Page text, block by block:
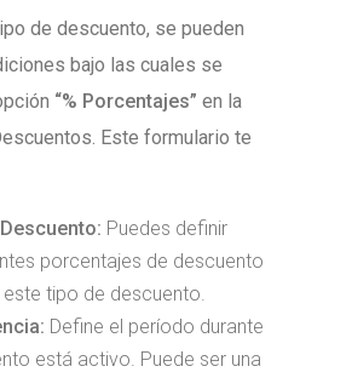
de descuento, se pueden
bajo las cuales se
“% Porcentajes” en la
Este formulario te
Puedes definir
porcentajes de descuento
tipo de descuento.
Define el período durante
está activo. Puede ser una